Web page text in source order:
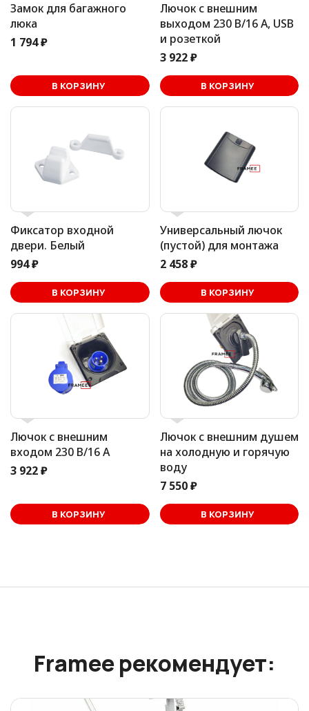
Замок для багажного
люка
1 794 ₽
В КОРЗИНУ
Лючок с внешним
выходом 230 В/16 А, USB
и розеткой
3 922 ₽
В КОРЗИНУ
В корзине
Фиксатор входной
двери. Белый
994 ₽
В КОРЗИНУ
Универсальный лючок
(пустой) для монтажа
2 458 ₽
В КОРЗИНУ
В корзине
Лючок с внешним
входом 230 В/16 А
3 922 ₽
В КОРЗИНУ
Лючок с внешним душем
на холодную и горячую
воду
7 550 ₽
В КОРЗИНУ
В корзине
Framee рекомендует: